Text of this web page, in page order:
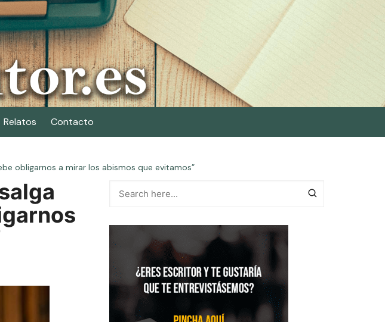
Relatos Contacto
obligarnos a mirar los abismos que evitamos”